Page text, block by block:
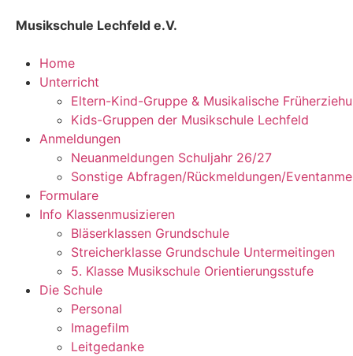
Musikschule Lechfeld e.V.
Home
Unterricht
Eltern-Kind-Gruppe & Musikalische
Kids-Gruppen der Musikschule Lechfeld
Anmeldungen
Neuanmeldungen Schuljahr 26/27
Sonstige Abfragen/Rückmeldungen/
Formulare
Info Klassenmusizieren
Bläserklassen Grundschule
Streicherklasse Grundschule Untermeitingen
5. Klasse Musikschule Orientierungsstufe
Die Schule
Personal
Imagefilm
Leitgedanke